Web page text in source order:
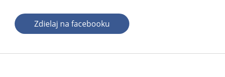
Zdielaj na facebooku